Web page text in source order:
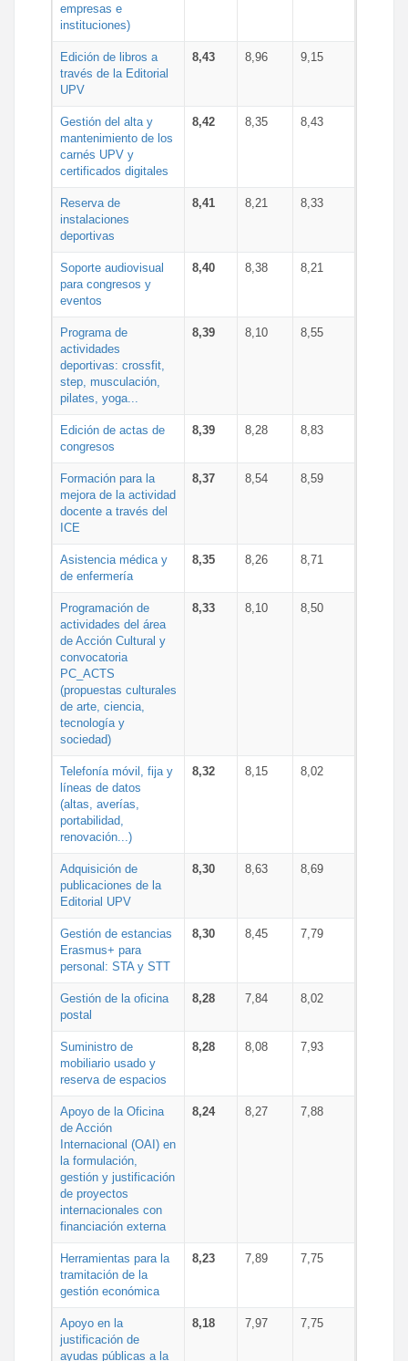
empresas e
instituciones)
Edición de libros a
través de la Editorial
UPV
8,43 8,96 9,15
Gestión del alta y
mantenimiento de los
carnés UPV y
certificados digitales
8,42 8,35 8,43
Reserva de
instalaciones
deportivas
8,41 8,21 8,33
Soporte audiovisual
para congresos y
eventos
8,40 8,38 8,21
Programa de
actividades
deportivas: crossfit,
step, musculación,
pilates, yoga...
8,39 8,10 8,55
Edición de actas de
congresos
8,39 8,28 8,83
Formación para la
mejora de la actividad
docente a través del
ICE
8,37 8,54 8,59
Asistencia médica y
de enfermería
8,35 8,26 8,71
Programación de
actividades del área
de Acción Cultural y
convocatoria
PC_ACTS
(propuestas culturales
de arte, ciencia,
tecnología y
sociedad)
8,33 8,10 8,50
Telefonía móvil, fija y
líneas de datos
(altas, averías,
portabilidad,
renovación...)
8,32 8,15 8,02
Adquisición de
publicaciones de la
Editorial UPV
8,30 8,63 8,69
Gestión de estancias
Erasmus+ para
personal: STA y STT
8,30 8,45 7,79
Gestión de la oficina
postal
8,28 7,84 8,02
Suministro de
mobiliario usado y
reserva de espacios
8,28 8,08 7,93
Apoyo de la Oficina
de Acción
Internacional (OAI) en
la formulación,
gestión y justificación
de proyectos
internacionales con
financiación externa
8,24 8,27 7,88
Herramientas para la
tramitación de la
gestión económica
8,23 7,89 7,75
Apoyo en la
justificación de
ayudas públicas a la
8,18 7,97 7,75